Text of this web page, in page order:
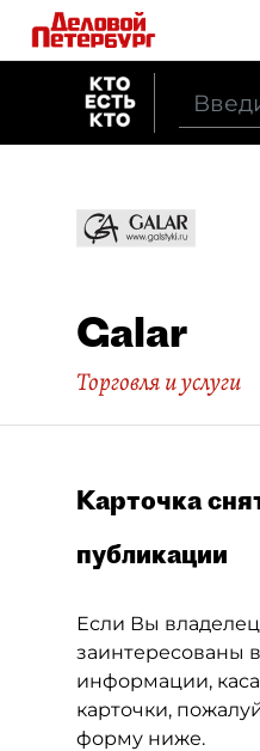
Galar
Торговля и услуги
Карточка
публикации
Если Вы
заинтересованы
информации,
карточки,
форму ниже.